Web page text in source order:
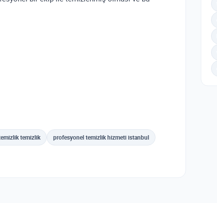
temizlik profesyonel temizlik hizmeti istanbul